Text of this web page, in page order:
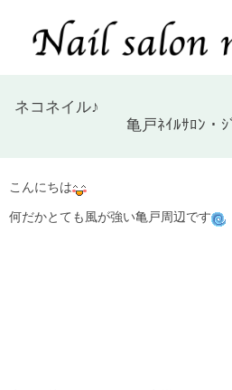
ネコネ
亀戸ﾈｲﾙｻﾛﾝ・ｼ
こんにちは
何だかとても風が強い亀戸周辺です